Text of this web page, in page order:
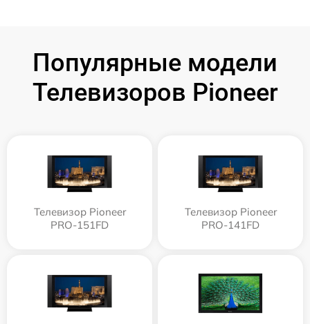
Популярные модели
Телевизоров Pioneer
Телевизор Pioneer
PRO-151FD
Телевизор Pioneer
PRO-141FD